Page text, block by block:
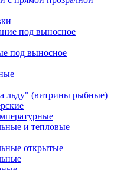
под выносное
под выносное
льду" (витрины рыбные)
и тепловые
открытые